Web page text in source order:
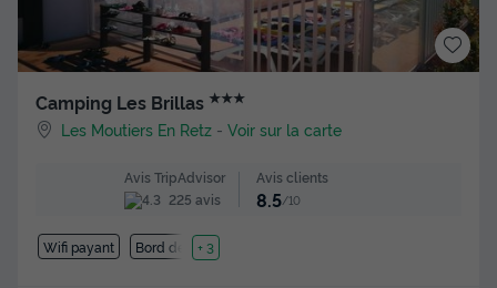
Camping Les Brillas ★★★
Les Moutiers En Retz -Voir sur la carte
Avis TripAdvisor
225 avis
Avis clients
8.5/10
Wifi payant Bord de mer
+ 3